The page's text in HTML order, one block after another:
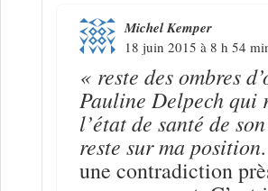
Michel Kemper
18 juin 2015 à 8 h 54
« reste des ombres
Pauline Delpech qui
l’état de santé de
reste sur ma
une contradiction